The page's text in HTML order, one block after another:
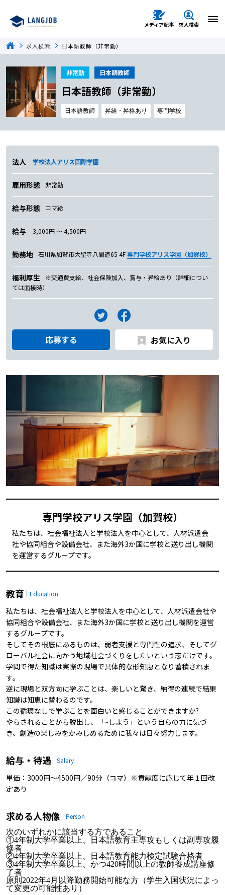
メディア記事 求人検索
求人検索 日本語教師（非常勤）
非常勤 日本語教師
日本語教師（非常勤）
日本語教師 昇給・昇格あり 専門学校
法人 学校法人アリス国際学園
雇用形態 非常勤
給与形態 コマ給
給与 3,000円 〜 4,500円
勤務地 石川県加賀市大聖寺八間道65 4F専門学校アリス学園（加賀校）
福利厚生
※交通費支給、社会保険加入、賞与・昇給あり（詳細につい
ては面接時）
応募する お気に入り
専門学校アリス学園（加賀校）
私たちは、社会福祉法人と学校法人を中心として、人材派遣会
社や協同組合や設備会社、また海外3か国に学校と送り出し機関
を運営するグループです。
教育 Education
私たちは、社会福祉法人と学校法人を中心として、人材派遣会社や
協同組合や設備会社、また海外3か国に学校と送り出し機関を運営
するグループです。
そしてその根底にあるものは、弱者支援と専門性の追求、そしてグ
ローバル社会に向かう地域社会づくりをしたいという志だけです。
学問で得た知識は実際の現場で具体的な形知恵となり蓄積されま
す。
逆に現場と双方向に学ぶことは、楽しいと驚き、納得の連続で結果
知識は知恵に替わるのです。
この循環なしで学ぶことを面白いと感じることができますか?
やらされることから脱出し、「~しよう」という自らの力に気づ
き、創造の楽しみをかみしめるために我々は日々努力します。
給与・待遇 Salary
単価：3000円～4500円／90分（コマ）※貢献度に応じて年１回改
定あり
求める人物像
Person
次のいずれかに該当する方であること
①4年制大学卒業以上、日本語教育主専攻もしくは副専攻履
修者
②4年制大学卒業以上、日本語教育能力検定試験合格者
③4年制大学卒業以上、かつ420時間以上の教師養成講座修
了者
原則2022年4月以降勤務開始可能な方（学生入国状況によっ
て変更の可能性あり）